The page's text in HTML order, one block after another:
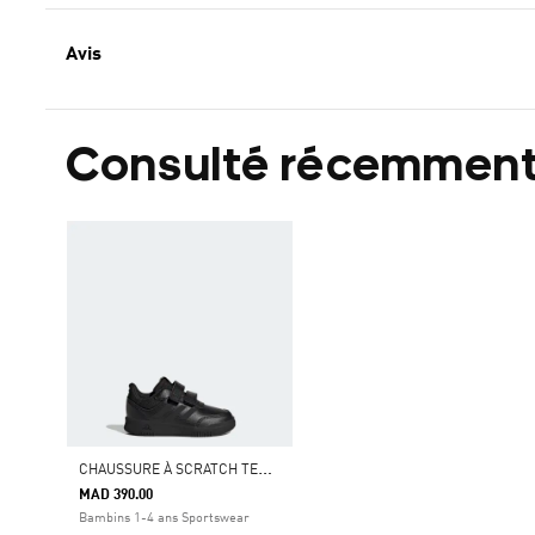
Avis
Consulté
C
HAUSSURE À SCRATCH TENSAUR
MAD 390.00
Bambins 1-4 ans Sportswear